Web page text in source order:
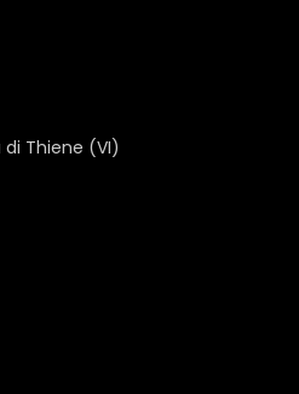
Thiene (VI)